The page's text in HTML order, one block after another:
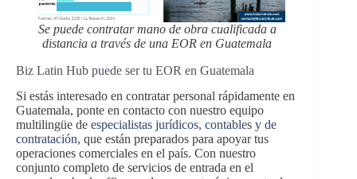
Se puede contratar mano de obra cualificada a
distancia a través de una EOR en Guatemala
Biz Latin Hub puede ser tu EOR en Guatemala
Si estás interesado en contratar personal rápidamente en
Guatemala, ponte en contacto con nuestro equipo
multilingüe de especialistas jurídicos, contables y de
contratación, que están preparados para apoyar tus
operaciones comerciales en el país. Con nuestro
conjunto completo de servicios de entrada en el